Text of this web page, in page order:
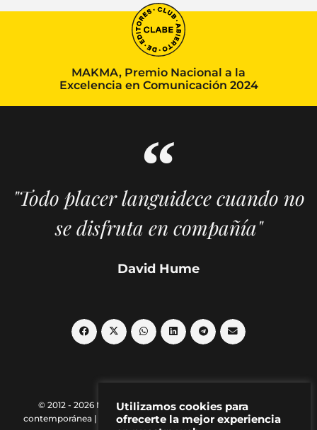
MAKMA, Premio Nacional a la
Excelencia en Comunicación 2024
"Todo placer languidece cuando no
se disfruta en compañía"
David Hume
© 2012 - 2026 MAKMA | Revista de artes visuales y cultura
contemporánea |
Política de Privacidad|Aviso Legal|Contacto
Utilizamos cookies para
ofrecerte la mejor experiencia